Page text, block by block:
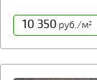
10 350руб./м2